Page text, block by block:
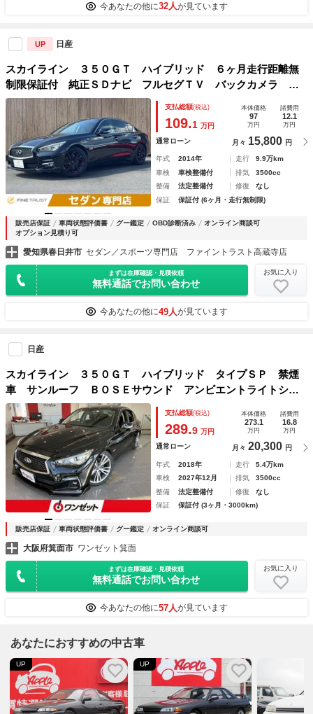
今あなたの他に32人が見ています
UP 日産
スカイライン ３５０ＧＴ ハイブリッド ６ヶ月走行距離無
制限保証付 純正ＳＤナビ フルセグＴＶ バックカメラ Ｅ
ＴＣ ハーフレザーシート ＬＥＤヘッドライト Ｂｌｕｅｔ
ｏｏｔｈ クルーズコントロール 禁煙車 １８インチアルミ
ホイール
支払総額(税込)
109.1 万円
本体価格
97
万円
諸費用
12.1
万円
通常ローン 月々 15,800 円
年式 2014年 走行
9.9万km
車検
車検整備付 排気
3500cc
整備
法定整備付 修復
なし
保証
保証付 (6ヶ月・走行無制限)
販売店保証 車両状態評価書 グー鑑定 OBD診断済み
オンライン商談可
オプション見積り可
愛知県春日井市 セダン／スポーツ専門店 ファイントラスト高蔵寺店
まずは在庫確認・見積依頼
無料通話でお問い合わせ
お気に入り
今あなたの他に49人が見ています
日産
スカイライン ３５０ＧＴ ハイブリッド タイプＳＰ 禁煙
車 サンルーフ ＢＯＳＥサウンド アンビエントライトシス
テム エマージェンシーブレーキ アラウンドビューモニタ
ー レーダークルーズ クリアランスソナー ＬＥＤヘッドラ
イト メーカーナビゲーション
支払総額(税込)
289.9 万円
本体価格
273.1
万円
諸費用
16.8
万円
通常ローン 月々 20,300 円
年式 2018年 走行
5.4万km
車検
2027年12月 排気
3500cc
整備
法定整備付 修復
なし
保証
保証付 (3ヶ月・3000km)
販売店保証 車両状態評価書 グー鑑定 オンライン商談可
大阪府箕面市 ワンゼット箕面
まずは在庫確認・見積依頼
無料通話でお問い合わせ
お気に入り
今あなたの他に57人が見ています
あなたにおすすめの中古車
UP UP